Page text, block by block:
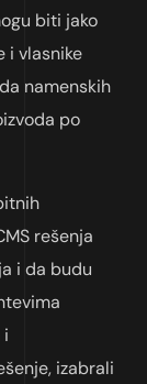
biti jako
i vlasnike
namenskih
po
rešenja
i da budu
i
izabrali